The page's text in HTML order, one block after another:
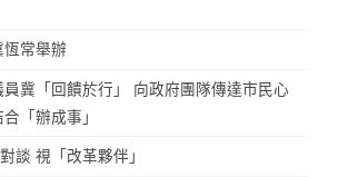
常舉辦
員冀「回饋於行」 向政府團隊傳達市民心
「辦成事」
談 視「改革夥伴」